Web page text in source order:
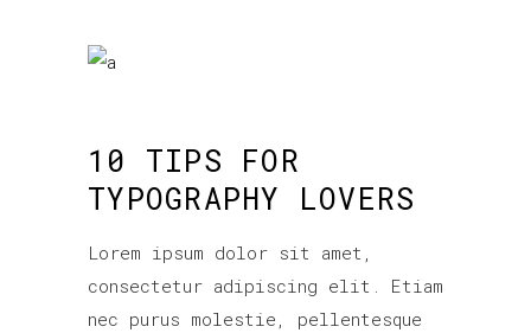
10 TIPS FOR
TYPOGRAPHY LOVERS
Lorem ipsum dolor sit amet,
consectetur adipiscing elit. Etiam
nec purus molestie, pellentesque